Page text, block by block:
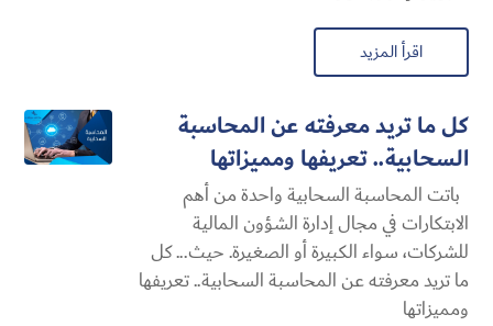
اقرأ المزيد
كل ما تريد معرفته عن المحاسبة
السحابية​.. تعريفها ومميزاتها
باتت المحاسبة السحابية​ واحدة من أهم
الابتكارات في مجال إدارة الشؤون المالية
للشركات، سواء الكبيرة أو الصغيرة. حيث... كل
ما تريد معرفته عن المحاسبة السحابية​.. تعريفها
ومميزاتها